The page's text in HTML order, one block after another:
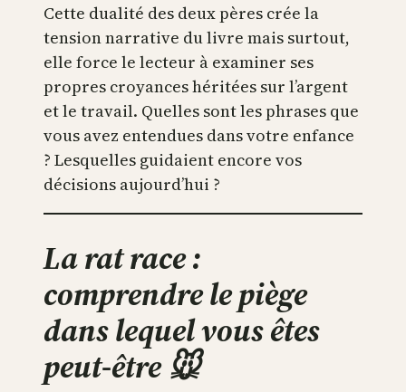
Cette dualité des deux pères crée la
tension narrative du livre mais surtout,
elle force le lecteur à examiner ses
propres croyances héritées sur l’argent
et le travail. Quelles sont les phrases que
vous avez entendues dans votre enfance
? Lesquelles guidaient encore vos
décisions aujourd’hui ?
La rat race :
comprendre le piège
dans lequel vous êtes
peut-être 🐭